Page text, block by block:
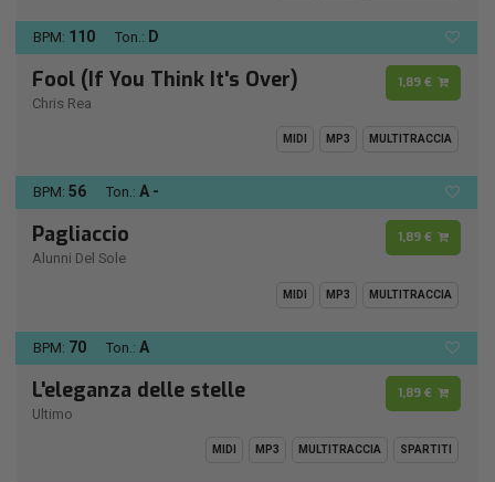
BPM: 110 Ton.: D
Fool (If You Think It's Over)
Chris Rea
1,89 €
MIDI MP3 MULTITRACCIA
BPM: 56 Ton.: A -
Pagliaccio
Alunni Del Sole
1,89 €
MIDI MP3 MULTITRACCIA
BPM: 70 Ton.: A
L'eleganza delle stelle
Ultimo
1,89 €
MIDI MP3 MULTITRACCIA SPARTITI